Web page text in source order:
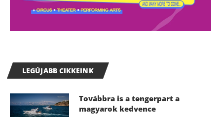
LEGÚJABB CIKKEINK
Továbbra is a tengerpart a
magyarok kedvence